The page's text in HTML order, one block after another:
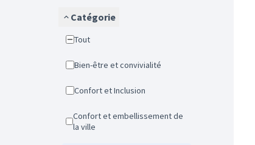
Catégorie
Tout
Bien-être et convivialité
Confort et Inclusion
Confort et embellissement de
la ville